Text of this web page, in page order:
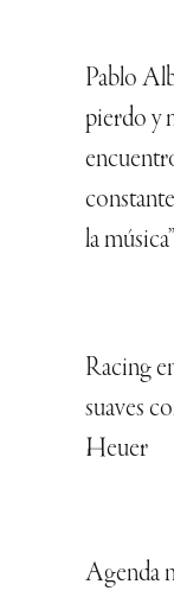
Pablo
pierdo y
la música”
Racing
suaves
Heuer
Agenda